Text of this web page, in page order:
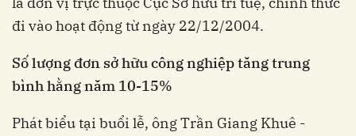
đi vào hoạt động từ ngày 22/12/2004.
Số lượng đơn sở hữu công nghiệp tăng trung
bình hằng năm 10-15%
Phát biểu tại buổi lễ, ông Trần Giang Khuê -